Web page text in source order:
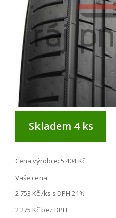
Skladem 4 ks
Cena výrobce: 5 404 Kč
Vaše cena:
2 753 Kč/ks s DPH 21%
2 275 Kč bez DPH